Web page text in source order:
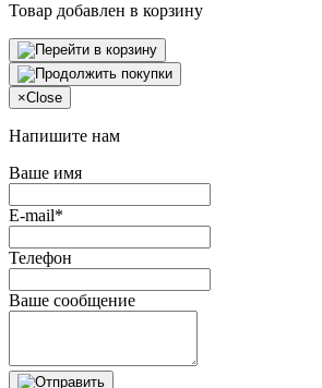
Товар добавлен в корзину
×Close
Напишите нам
Ваше имя
E-mail*
Телефон
Ваше сообщение